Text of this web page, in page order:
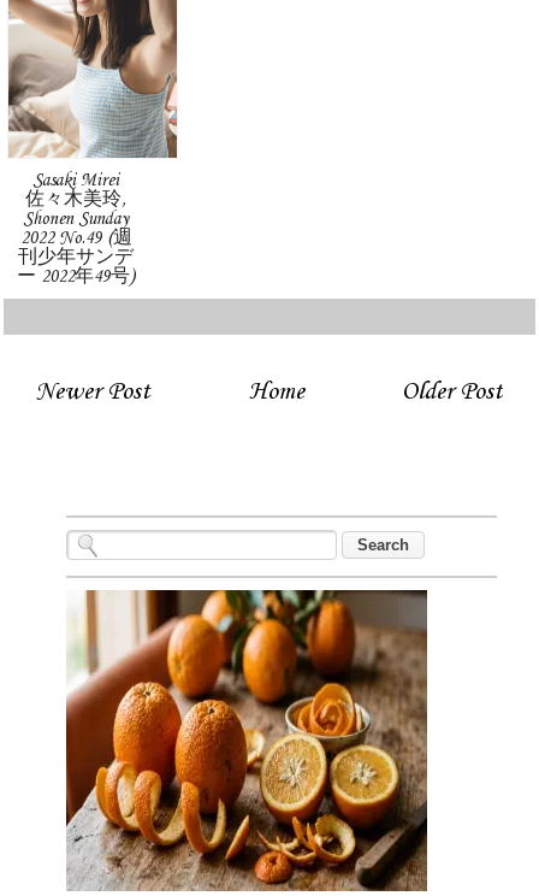
Sasaki Mirei
佐々木美玲,
Shonen Sunday
2022 No.49 (週
刊少年サンデ
ー 2022年49号)
Newer Post Older Post
Home